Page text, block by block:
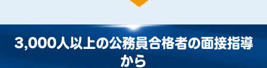
3,000人以上の公務員合格者の面接指導
から